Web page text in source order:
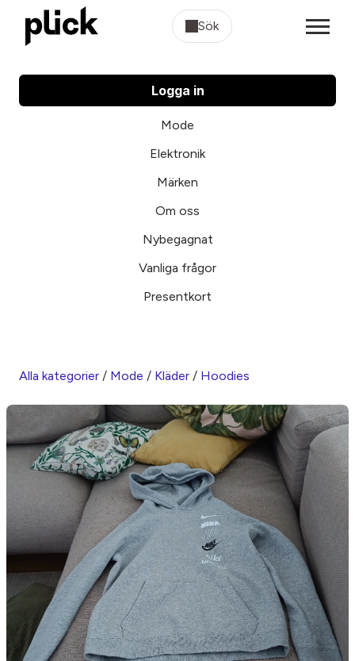
Sök
Logga in
Mode
Elektronik
Märken
Om oss
Nybegagnat
Vanliga frågor
Presentkort
Alla kategorier / Mode / Kläder / Hoodies